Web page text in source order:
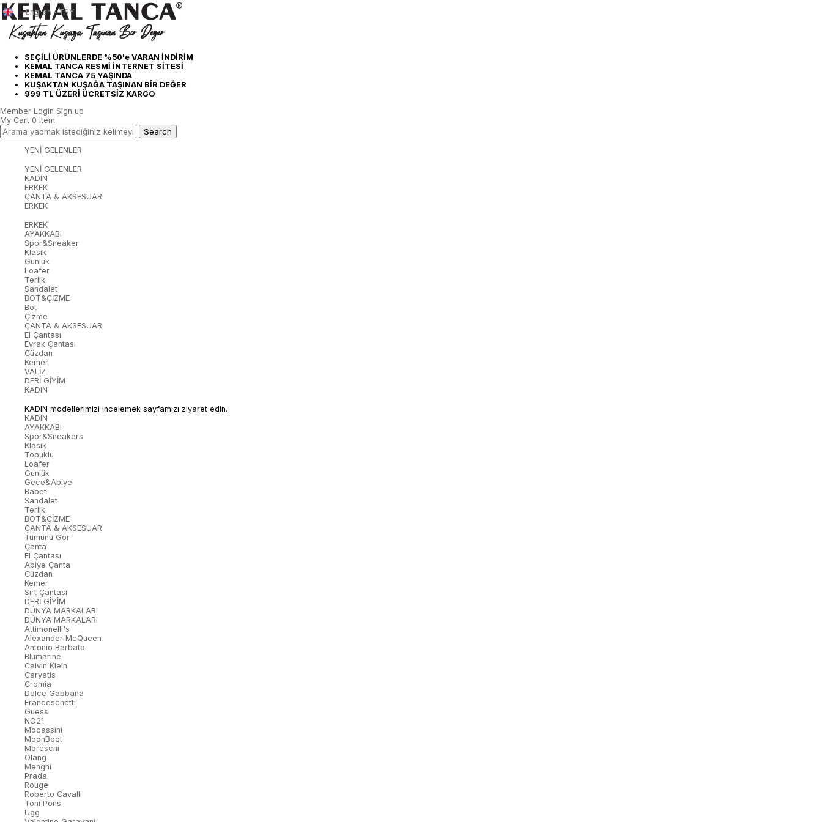
SEÇİLİ ÜRÜNLERDE %50'e VARAN İNDİRİM
KEMAL TANCA RESMİ İNTERNET SİTESİ
KEMAL TANCA 75 YAŞINDA
KUŞAKTAN KUŞAĞA TAŞINAN BİR DEĞER
999 TL ÜZERİ ÜCRETSİZ KARGO
English - TRY
Member Login Sign up
My Cart 0 Item
YENİ GELENLER
YENİ GELENLER
KADIN
ERKEK
ÇANTA & AKSESUAR
ERKEK
ERKEK
AYAKKABI
Spor&Sneaker
Klasik
Günlük
Loafer
Terlik
Sandalet
BOT&ÇİZME
Bot
Çizme
ÇANTA & AKSESUAR
El Çantası
Evrak Çantası
Cüzdan
Kemer
VALİZ
DERİ GİYİM
KADIN
KADIN modellerimizi incelemek sayfamızı ziyaret edin.
KADIN
AYAKKABI
Spor&Sneakers
Klasik
Topuklu
Loafer
Günlük
Gece&Abiye
Babet
Sandalet
Terlik
BOT&ÇİZME
ÇANTA & AKSESUAR
Tümünü Gör
Çanta
El Çantası
Abiye Çanta
Cüzdan
Kemer
Sırt Çantası
DERİ GİYİM
DÜNYA MARKALARI
DÜNYA MARKALARI
Attimonelli's
Alexander McQueen
Antonio Barbato
Blumarine
Calvin Klein
Caryatis
Cromia
Dolce Gabbana
Franceschetti
Guess
NO21
Mocassini
MoonBoot
Moreschi
Olang
Menghi
Prada
Rouge
Roberto Cavalli
Toni Pons
Ugg